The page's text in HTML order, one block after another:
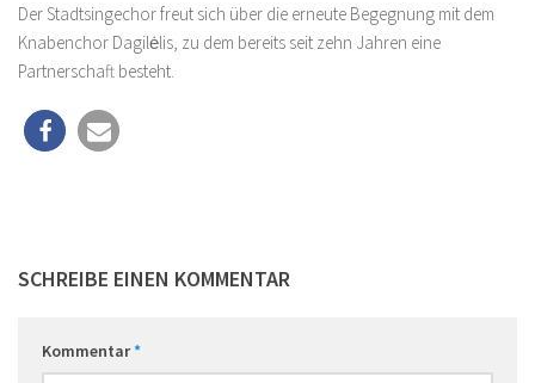
Der Stadtsingechor freut sich über die erneute Begegnung mit dem
Knabenchor Dagilėlis, zu dem bereits seit zehn Jahren eine
Partnerschaft besteht.
SCHREIBE EINEN KOMMENTAR
Kommentar*